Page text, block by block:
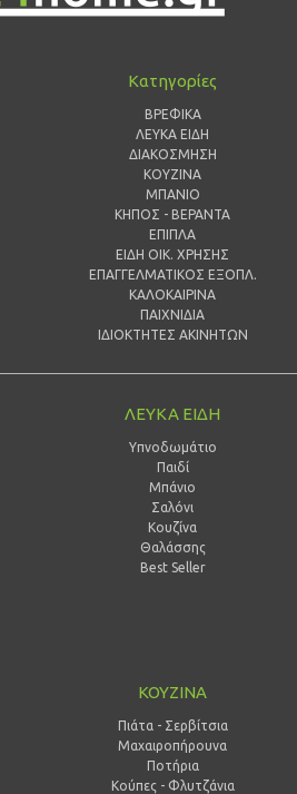
Κατηγορίες
ΒΡΕΦΙΚΑ
ΛΕΥΚΑ ΕΙΔΗ
ΔΙΑΚΟΣΜΗΣΗ
ΚΟΥΖΙΝΑ
ΜΠΑΝΙΟ
ΚΗΠΟΣ - ΒΕΡΑΝΤΑ
ΕΠΙΠΛΑ
ΕΙΔΗ ΟΙΚ. ΧΡΗΣΗΣ
ΕΠΑΓΓΕΛΜΑΤΙΚΟΣ ΕΞΟΠΛ.
ΚΑΛΟΚΑΙΡΙΝΑ
ΠΑΙΧΝΙΔΙΑ
ΙΔΙΟΚΤΗΤΕΣ ΑΚΙΝΗΤΩΝ
ΛΕΥΚΑ ΕΙΔΗ
Υπνοδωμάτιο
Παιδί
Mπάνιο
Σαλόνι
Κουζίνα
Θαλάσσης
Best Seller
ΚΟΥΖΙΝΑ
Πιάτα - Σερβίτσια
Μαχαιροπήρουνα
Ποτήρια
Κούπες - Φλυτζάνια